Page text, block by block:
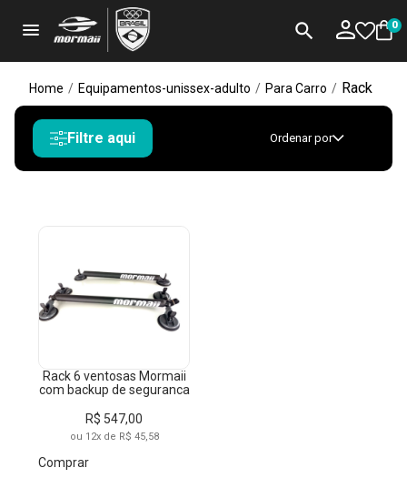
menu search 0
Home / Equipamentos-unissex-adulto / Para Carro / Rack
Filtre aqui Ordenar por
Rack 6 ventosas Mormaii
com backup de seguranca
R$ 547,00
ou 12x de R$ 45,58
Comprar